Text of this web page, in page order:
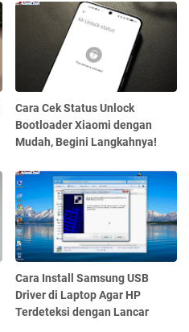
Cara Cek Status Unlock
Bootloader Xiaomi dengan
Mudah, Begini Langkahnya!
Cara Install Samsung USB
Driver di Laptop Agar HP
Terdeteksi dengan Lancar